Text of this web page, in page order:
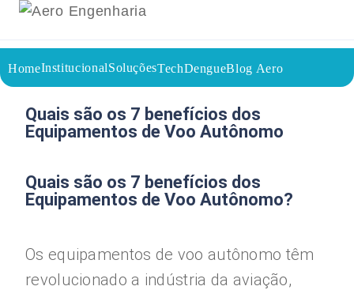
HomeInstitucionalSoluçõesTechDengueBlog Aero
02/09/2023
Voltar a página inicial do blog
Quais são os 7 benefícios dos
Equipamentos de Voo Autônomo
Quais são os 7 benefícios dos
Equipamentos de Voo Autônomo?
Os equipamentos de voo autônomo têm
revolucionado a indústria da aviação,